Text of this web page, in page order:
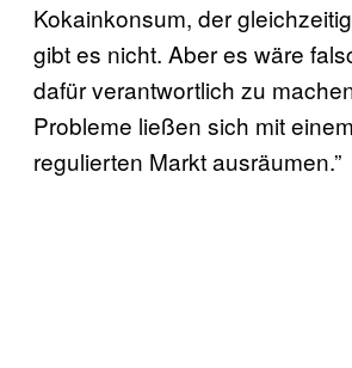
Kokainkonsum, der
gibt es nicht. Aber es wäre
dafür verantwortlich zu
Probleme ließen sich mit
regulierten Markt ausräumen.”